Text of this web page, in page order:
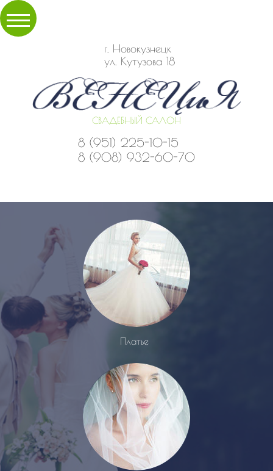
г. Новокузнецк
ул. Кутузова 18
СВАДЕБНЫЙ САЛОН
8 (951) 225-10-15
8 (908) 932-60-70
Платье